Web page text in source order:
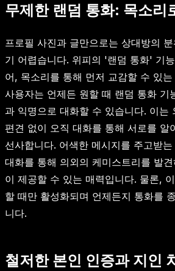
무제한 랜덤 통화: 목소리
프로필 사진과 글만으로는 상대방의
기 어렵습니다. 위피의 '랜덤 통화' 기
어, 목소리를 통해 먼저 교감할 수 있
사용자는 언제든 원할 때 랜덤 통화 기
과 익명으로 대화할 수 있습니다. 이는
편견 없이 오직 대화를 통해 서로를 알
선사합니다. 어색한 메시지를 주고받
대화를 통해 의외의 케미스트리를 발
이 제공할 수 있는 매력입니다. 물론,
할 때만 활성화되며 언제든지 통화를
니다.
철저한 본인 인증과 지인